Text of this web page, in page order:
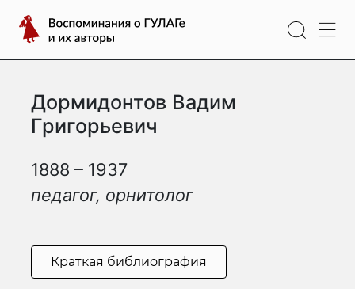
содержимому
Воспоминания
о
ГУЛАГе
авторы
Дормидонтов Вадим
Григорьевич
1888 – 1937
педагог, орнитолог
Краткая библиография